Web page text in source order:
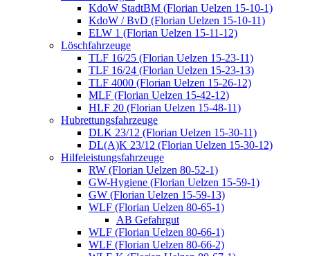
KdoW StadtBM (Florian Uelzen 15-10-1)
KdoW / BvD (Florian Uelzen 15-10-11)
ELW 1 (Florian Uelzen 15-11-12)
Löschfahrzeuge
TLF 16/25 (Florian Uelzen 15-23-11)
TLF 16/24 (Florian Uelzen 15-23-13)
TLF 4000 (Florian Uelzen 15-26-12)
MLF (Florian Uelzen 15-42-12)
HLF 20 (Florian Uelzen 15-48-11)
Hubrettungsfahrzeuge
DLK 23/12 (Florian Uelzen 15-30-11)
DL(A)K 23/12 (Florian Uelzen 15-30-12)
Hilfeleistungsfahrzeuge
RW (Florian Uelzen 80-52-1)
GW-Hygiene (Florian Uelzen 15-59-1)
GW (Florian Uelzen 15-59-13)
WLF (Florian Uelzen 80-65-1)
AB Gefahrgut
WLF (Florian Uelzen 80-66-1)
WLF (Florian Uelzen 80-66-2)